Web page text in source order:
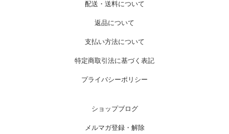
配送・送料について
返品について
支払い方法について
特定商取引法に基づく表記
プライバシーポリシー
ショップブログ
メルマガ登録・解除